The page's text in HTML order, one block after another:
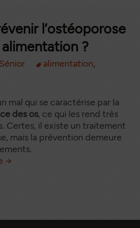
l’ostéoporose
?
Sénior alimentation,
mal qui se caractérise par la
des os, ce qui les rend très
Certes, il existe un traitement
mais la prévention demeure
de
→